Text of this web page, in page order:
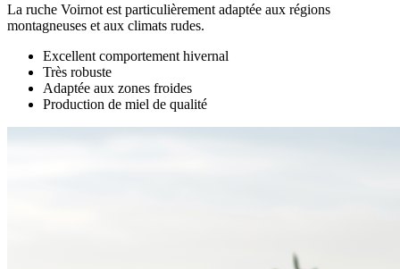
La ruche Voirnot est particulièrement adaptée aux régions
montagneuses et aux climats rudes.
Excellent comportement hivernal
Très robuste
Adaptée aux zones froides
Production de miel de qualité